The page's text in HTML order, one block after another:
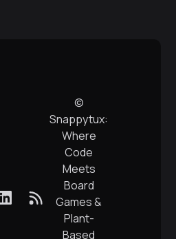
©
Snappytux:
Where
Code
Meets
Board
Games &
Plant-
Based